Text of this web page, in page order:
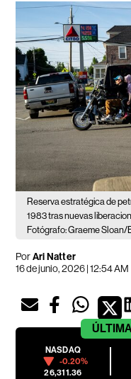
Reserva estratégica de
1983 tras nuevas
Fotógrafo: Graeme Sloan/
PorAri Natter
16 de junio, 2026 | 12:54 AM
NASDAQ
-0.20%
26,311.36